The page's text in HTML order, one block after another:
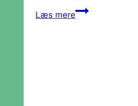
Læs mereVærksted: